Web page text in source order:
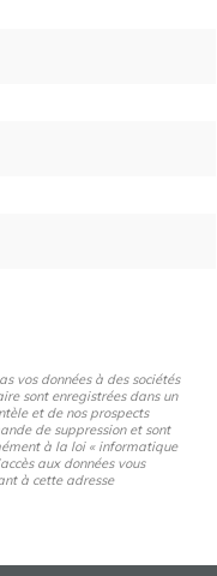
vos données à des sociétés
sont enregistrées dans un
et de nos prospects
de suppression et sont
à la loi « informatique
aux données vous
à cette adresse